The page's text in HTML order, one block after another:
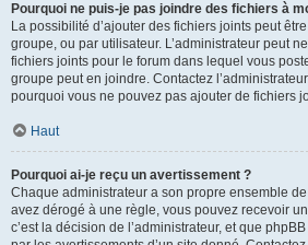
Pourquoi ne puis-je pas joindre des fichiers à
La possibilité d’ajouter des fichiers joints peut
groupe, ou par utilisateur. L’administrateur peut
fichiers joints pour le forum dans lequel vous
groupe peut en joindre. Contactez
pourquoi vous ne pouvez pas ajouter de fichiers
Haut
Pourquoi ai-je reçu un avertissement ?
Chaque administrateur a son propre ensemble
avez dérogé à une règle, vous pouvez recevoir
c’est la décision de l’administrateur, et que